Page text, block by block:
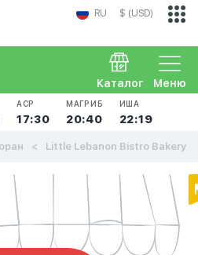
RU $ (USD)
Меню
Каталог
АСР
17:30
МАГРИБ
20:40
ИША
22:19
Little Lebanon Bistro Bakery